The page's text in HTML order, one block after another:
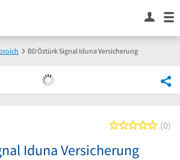
BD Öztürk Signal Iduna Versicherung
00
Iduna Versicherung